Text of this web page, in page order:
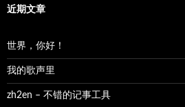
近期文章
世界，你好！
我的歌声里
zh2en – 不错的记事工具